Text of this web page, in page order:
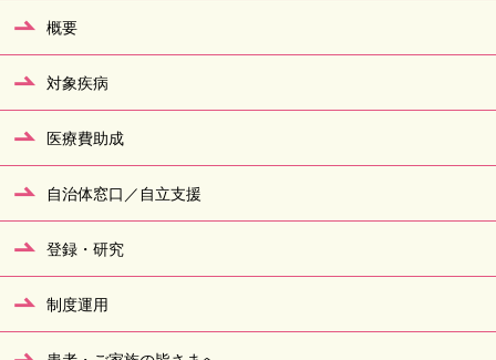
概要
対象疾病
医療費助成
自治体窓口／自立支援
登録・研究
制度運用